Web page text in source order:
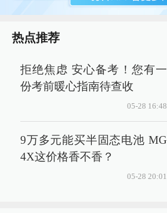
热点推荐
拒绝焦虑 安心备考！您有一
份考前暖心指南待查收
05-28 16:48
9万多元能买半固态电池 MG
4X这价格香不香？
05-28 20:01